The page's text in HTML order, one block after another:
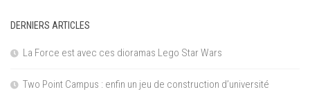
DERNIERS ARTICLES
La Force est avec ces dioramas Lego Star Wars
Two Point Campus : enfin un jeu de construction d’université